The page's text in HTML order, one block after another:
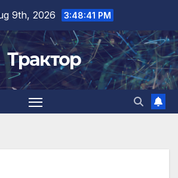
9th, 2026 3:48:41 PM
Трактор